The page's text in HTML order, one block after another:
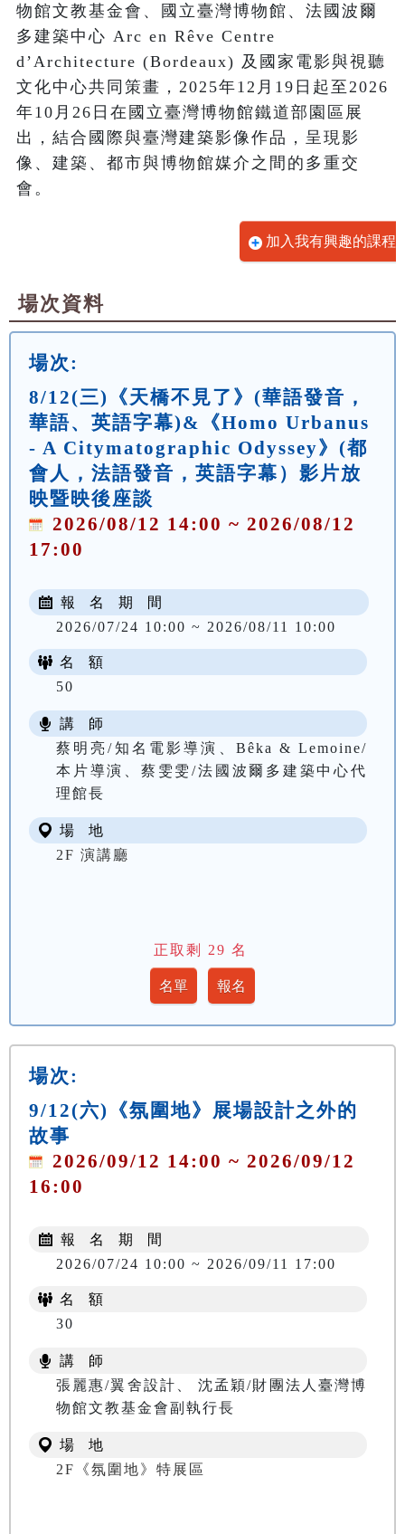
物館文教基金會、國立臺灣博物館、法國波爾
多建築中心 Arc en Rêve Centre
d’Architecture (Bordeaux) 及國家電影與視聽
文化中心共同策畫，2025年12月19日起至2026
年10月26日在國立臺灣博物館鐵道部園區展
出，結合國際與臺灣建築影像作品，呈現影
像、建築、都市與博物館媒介之間的多重交
會。
加入我有興趣的課程
場次資料
場次:
8/12(三)《天橋不見了》(華語發音，
華語、英語字幕)&《Homo Urbanus
- A Citymatographic Odyssey》(都
會人，法語發音，英語字幕）影片放
映暨映後座談
2026/08/12 14:00 ~ 2026/08/12
17:00
報 名 期 間
2026/07/24 10:00 ~ 2026/08/11 10:00
名 額
50
講 師
蔡明亮/知名電影導演、Bêka & Lemoine/
本片導演、蔡雯雯/法國波爾多建築中心代
理館長
場 地
2F 演講廳
正取剩 29 名
場次:
9/12(六)《氛圍地》展場設計之外的
故事
2026/09/12 14:00 ~ 2026/09/12
16:00
報 名 期 間
2026/07/24 10:00 ~ 2026/09/11 17:00
名 額
30
講 師
張麗惠/翼舍設計、 沈孟穎/財團法人臺灣博
物館文教基金會副執行長
場 地
2F《氛圍地》特展區